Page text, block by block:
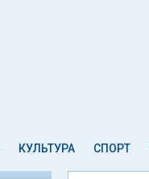
КУЛЬТУРА СПОРТ